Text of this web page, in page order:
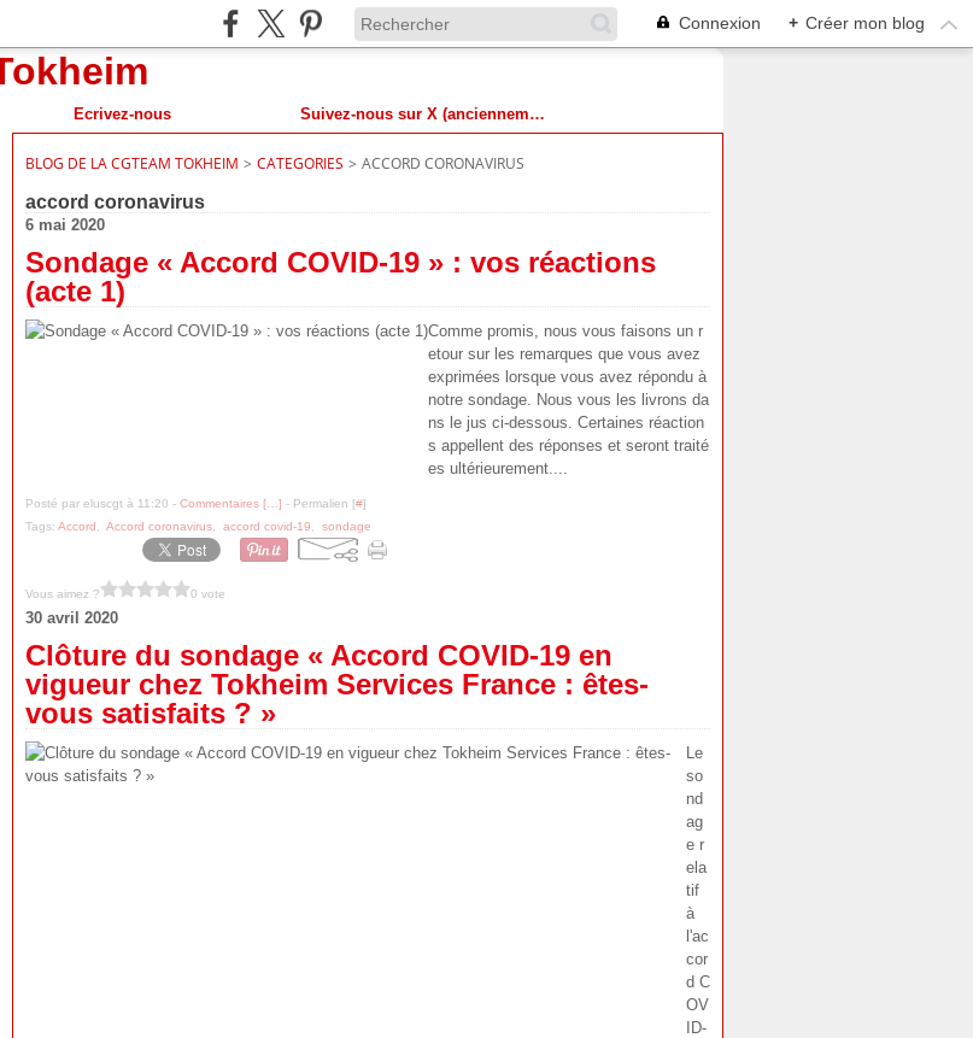
Connexion + Créer mon blog
Ecrivez-nous Suivez-nous sur X (anciennement Twitter)
BLOG DE LA CGTEAM TOKHEIM > CATEGORIES > ACCORD CORONAVIRUS
accord coronavirus
6 mai 2020
Sondage « Accord COVID-19 » : vos réactions
(acte 1)
Comme promis, nous vous faisons un r
etour sur les remarques que vous avez
exprimées lorsque vous avez répondu à
notre sondage. Nous vous les livrons da
ns le jus ci-dessous. Certaines réaction
s appellent des réponses et seront traité
es ultérieurement....
Posté par eluscgt à 11:20 - Commentaires [ ] - Permalien [#]
Tags: Accord Accord coronavirus accord covid-19 sondage
Vous aimez ? 0 vote
30 avril 2020
Clôture du sondage « Accord COVID-19 en
vigueur chez Tokheim Services France : êtes-
vous satisfaits ? »
Le
so
nd
ag
e r
ela
tif
à
l'ac
cor
d C
OV
ID-